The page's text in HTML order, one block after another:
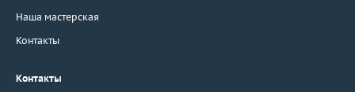
Наша мастерская
Контакты
Контакты